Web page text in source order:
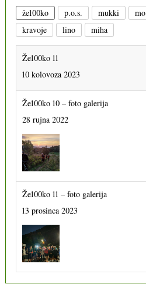
že100ko p.o.s. mukki mo
kravoje
lino
miha
Že100ko 11
10 kolovoza 2023
28 rujna 2022
13 prosinca 2023